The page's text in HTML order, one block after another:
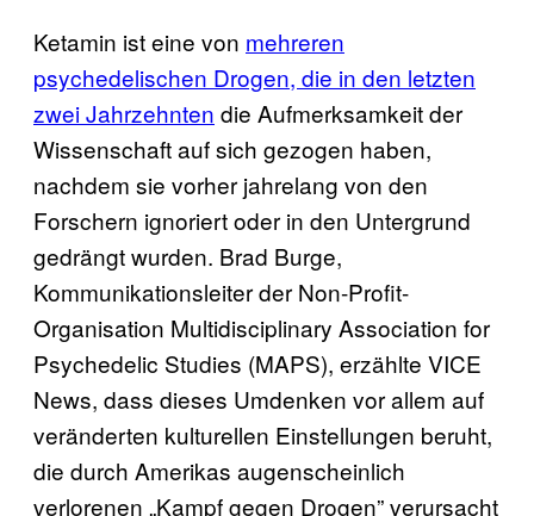
Ketamin ist eine von mehreren
psychedelischen Drogen, die in d​en letzten
zwei Jahrzehnten die Aufmerksamkeit der
Wissenschaft auf sich gezogen haben,
nachdem sie vorher jahrelang von den
Forschern ignoriert oder in den Untergrund
gedrängt wurden. Brad Burge,
Kommunikationsleiter der Non-Profit-
Organisation Multidisciplinary Association for
Psychedelic Studies (MAPS), erzählte VICE
News, dass dieses Umdenken vor allem auf
veränderten kulturellen Einstellungen beruht,
die durch Amerikas augenscheinlich
verlorenen „Kampf gegen Drogen” verursacht